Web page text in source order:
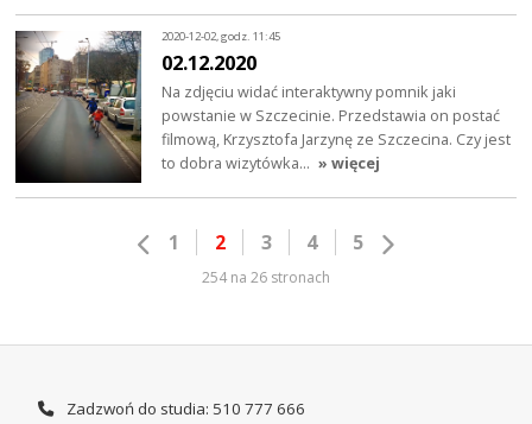
2020-12-02, godz. 11:45
02.12.2020
Na zdjęciu widać interaktywny pomnik jaki
powstanie w Szczecinie. Przedstawia on postać
filmową, Krzysztofa Jarzynę ze Szczecina. Czy jest
to dobra wizytówka… » więcej
1 2 3 4 5
254 na 26 stronach
Zadzwoń do studia: 510 777 666